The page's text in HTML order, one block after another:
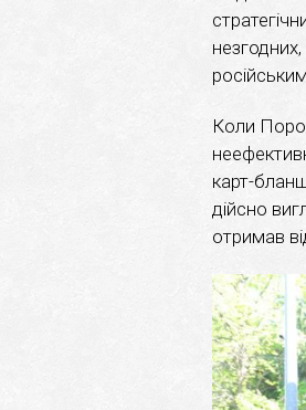
Коли
карт-
дійсно
отримав